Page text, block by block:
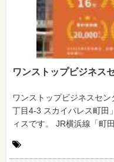
ワンストップビジネス
ワンストップビジネスセ
丁目4-3 スカイパレス町田
ィスです。 JR横浜線「町